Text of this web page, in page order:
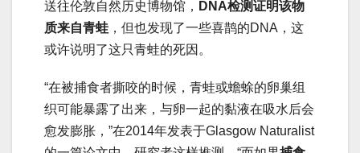
送往伦敦自然历史博物馆， DNA检测证明该物
质来自青蛙 ，但也发现了一些喜鹊的DNA，这
或许说明了这只青蛙的死因。
“在被捕食者撕咬的时候，青蛙或蟾蜍的卵巢组
织可能暴露了出来，与卵一起的黏液在吸水后会
愈发膨胀，”在2014年发表于Glasgow Naturalist